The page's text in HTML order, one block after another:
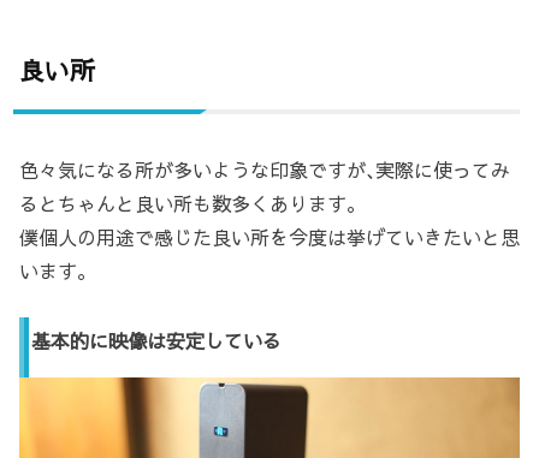
良い所
色々気になる所が多いような印象ですが､実際に使ってみ
るとちゃんと良い所も数多くあります。
僕個人の用途で感じた良い所を今度は挙げていきたいと思
います。
基本的に映像は安定している